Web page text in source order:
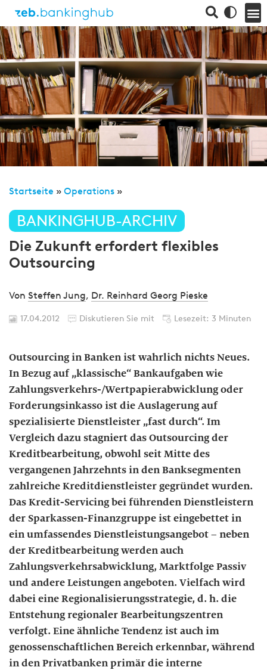
Startseite » Operations »
BANKINGHUB-ARCHIV
Die Zukunft erfordert flexibles
Outsourcing
Von Steffen Jung, Dr. Reinhard Georg Pieske
17.04.2012 Diskutieren Sie mit Lesezeit: 3 Minuten
Outsourcing in Banken ist wahrlich nichts Neues.
In Bezug auf „klassische“ Bankaufgaben wie
Zahlungsverkehrs-/Wertpapierabwicklung oder
Forderungsinkasso ist die Auslagerung auf
spezialisierte Dienstleister „fast durch“. Im
Vergleich dazu stagniert das Outsourcing der
Kreditbearbeitung, obwohl seit Mitte des
vergangenen Jahrzehnts in den Banksegmenten
zahlreiche Kreditdienstleister gegründet wurden.
Das Kredit-Servicing bei führenden Dienstleistern
der Sparkassen-Finanzgruppe ist eingebettet in
ein umfassendes Dienstleistungsangebot – neben
der Kreditbearbeitung werden auch
Zahlungsverkehrsabwicklung, Marktfolge Passiv
und andere Leistungen angeboten. Vielfach wird
dabei eine Regionalisierungsstrategie, d. h. die
Entstehung regionaler Bearbeitungszentren
verfolgt. Eine ähnliche Tendenz ist auch im
genossenschaftlichen Bereich erkennbar, während
in den Privatbanken primär die interne